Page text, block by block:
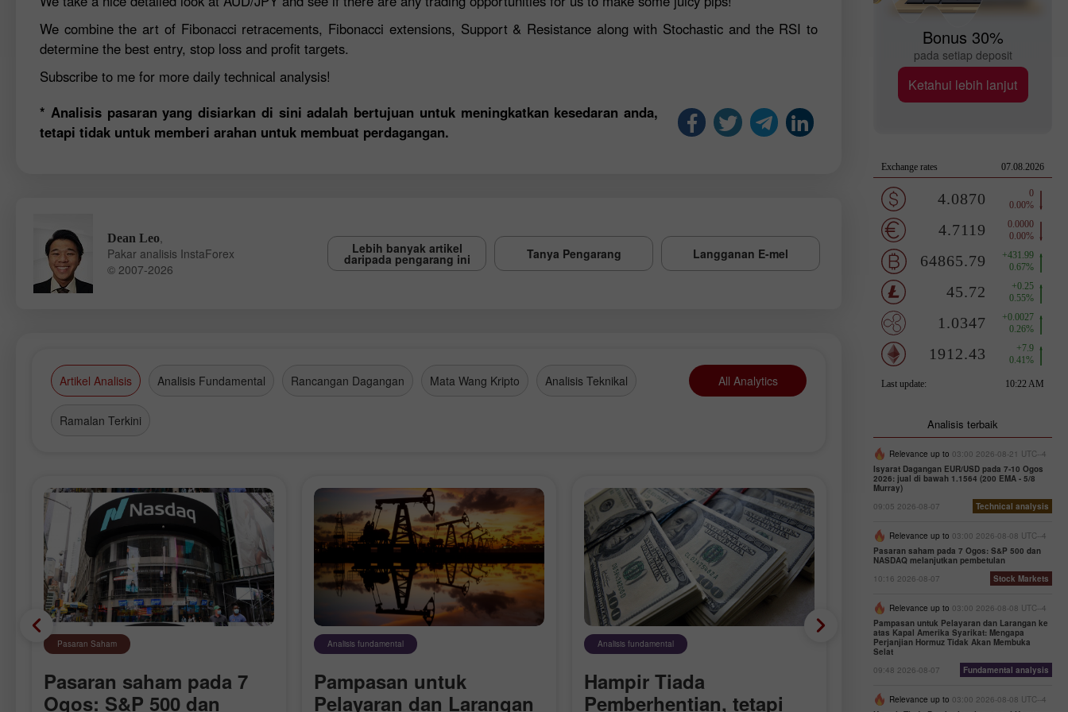
We combine the art of Fibonacci retracements, Fibonacci extensions, Support & Resistance along with Stochastic and the RSI to
determine the best entry, stop loss and profit targets.
Subscribe to me for more daily technical analysis!
* Analisis pasaran yang disiarkan di sini adalah bertujuan untuk meningkatkan kesedaran anda,
tetapi tidak untuk memberi arahan untuk membuat perdagangan.
Dean Leo,
Pakar analisis InstaForex
© 2007-2026
Lebih banyak artikel
daripada pengarang ini Tanya Pengarang Langganan E-mel
Artikel Analisis Analisis Fundamental Rancangan Dagangan Mata Wang Kripto Analisis Teknikal
Ramalan Terkini
All Analytics
Pasaran Saham
Pasaran saham pada 7
Ogos: S&P 500 dan
Analisis fundamental
Pampasan untuk
Pelayaran dan Larangan
Analisis fundamental
Hampir Tiada
Pemberhentian, tetapi
Mata wang Krypto
Cadangan Dagangan
untuk Pasaran Mata
Bonus 30%
pada setiap deposit
Ketahui lebih lanjut
Analisis terbaik
Relevance up to 03:00 2026-08-21 UTC--4
Isyarat Dagangan EUR/USD pada 7-10 Ogos
2026: jual di bawah 1.1564 (200 EMA - 5/8
Murray)
09:05 2026-08-07
Technical analysis
Relevance up to 03:00 2026-08-08 UTC--4
Pasaran saham pada 7 Ogos: S&P 500 dan
NASDAQ melanjutkan pembetulan
10:16 2026-08-07
Stock Markets
Relevance up to 03:00 2026-08-08 UTC--4
Pampasan untuk Pelayaran dan Larangan ke
atas Kapal Amerika Syarikat: Mengapa
Perjanjian Hormuz Tidak Akan Membuka
Selat
09:48 2026-08-07
Fundamental analysis
Relevance up to 03:00 2026-08-08 UTC--4